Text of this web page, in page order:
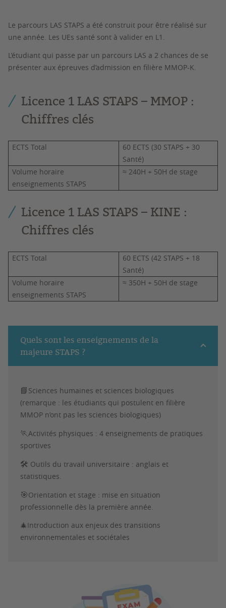
Le parcours LAS STAPS a été construit pour être réalisé sur
une année. Les UEs santé sont à valider en L1.
L’étudiant qui passe par un parcours LAS a 2 chances de se
présenter aux épreuves d’admission en filière MMOP-K.
Licence 1 LAS STAPS – MMOP :
Chiffres clés
ECTS Total
60 ECTS (30 STAPS + 30
Santé)
Volume horaire
enseignements STAPS
≈ 240H + 50H de stage
Licence 1 LAS STAPS – KINE :
Chiffres clés
ECTS Total
60 ECTS (42 STAPS + 18
Santé)
Volume horaire
enseignements STAPS
≈ 350H + 50H de stage
Quels sont les enseignements de la
majeure STAPS ?
📘 Sciences humaines et sciences biologiques
(remarque : les étudiants qui postulent en filière
MMOP n’ont pas les sciences biologiques)
🏃Activités physiques : 4 enseignements de pratiques
sportives
🛠 Outils du travail universitaire : anglais et
statistiques.
🎯Orientation et stage : mise en situation
professionnelle dès la première année.
🎄Introduction aux enjeux des transitions
environnementales et sociétales